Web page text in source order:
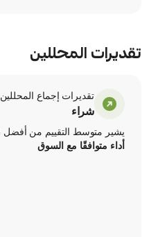
تقديرات المحللين
تقديرات إجماع المحللين
شراء
يشير متوسط التقييم من أفضل 8 محللين إلى أنه
أداء متوافقًا مع السوق